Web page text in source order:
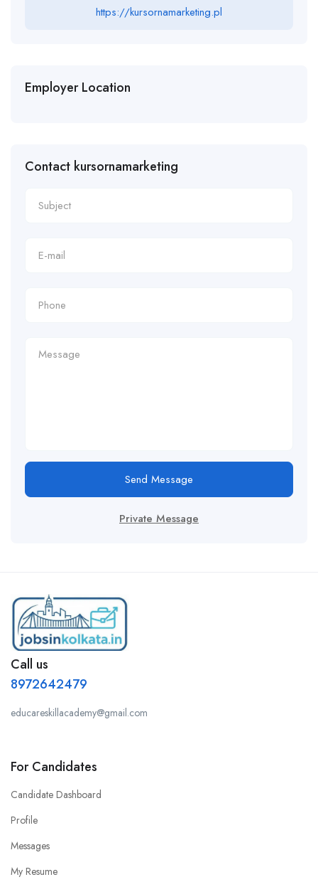
https://kursornamarketing.pl
Employer Location
Contact kursornamarketing
Send Message
Private Message
Call us
8972642479
educareskillacademy@gmail.com
For Candidates
Candidate Dashboard
Profile
Messages
My Resume